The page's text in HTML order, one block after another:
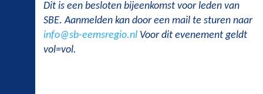
Dit is een besloten bijeenkomst voor leden van
SBE. Aanmelden kan door een mail te sturen naar
info@sb-eemsregio.nl Voor dit evenement geldt
vol=vol.